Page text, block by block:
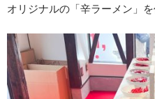
オリジナルの「辛ラーメン」